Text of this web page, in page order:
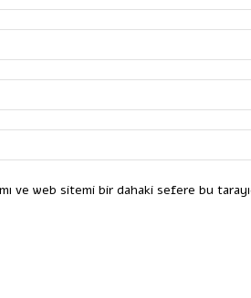
ve web sitemi bir dahaki sefere bu